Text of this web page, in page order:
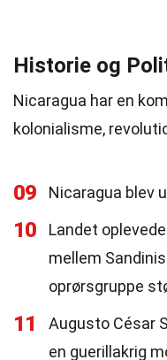
Historie og
Nicaragua har en
kolonialisme,
09 Nicaragua blev
10
Landet
mellem
oprørsgruppe
11
Augusto César
en guerillakrig